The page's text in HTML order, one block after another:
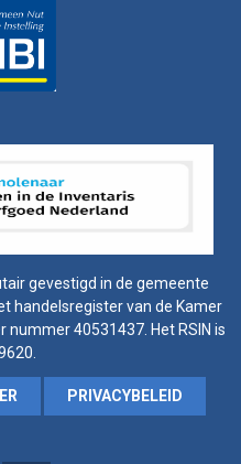
gevestigd in de gemeente
handelsregister van de Kamer
40531437. Het RSIN is
PRIVACYBELEID